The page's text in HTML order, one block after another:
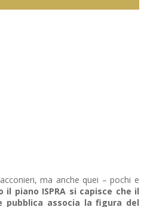
ma anche quei – pochi e
il piano ISPRA si capisce che il
pubblica associa la figura del